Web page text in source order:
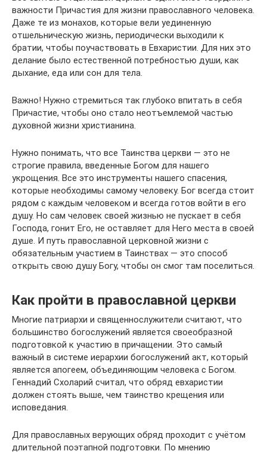
важности Причастия для жизни православного человека.
Даже те из монахов, которые вели уединенную
отшельническую жизнь, периодически выходили к
братии, чтобы поучаствовать в Евхаристии. Для них это
делание было естественной потребностью души, как
дыхание, еда или сон для тела.
Важно! Нужно стремиться так глубоко впитать в себя
Причастие, чтобы оно стало неотъемлемой частью
духовной жизни христианина.
Нужно понимать, что все Таинства церкви — это не
строгие правила, введенные Богом для нашего
укрощения. Все это инструменты нашего спасения,
которые необходимы самому человеку. Бог всегда стоит
рядом с каждым человеком и всегда готов войти в его
душу. Но сам человек своей жизнью не пускает в себя
Господа, гонит Его, не оставляет для Него места в своей
душе. И путь православной церковной жизни с
обязательным участием в Таинствах — это способ
открыть свою душу Богу, чтобы он смог там поселиться.
Как пройти в православной церкви
Многие патриархи и священнослужители считают, что
большинство богослужений является своеобразной
подготовкой к участию в причащении. Это самый
важный в системе иерархии богослужений акт, который
является апогеем, объединяющим человека с Богом.
Геннадий Схоларий считал, что обряд евхаристии
должен стоять выше, чем таинство крещения или
исповедания.
Для православных верующих обряд проходит с учётом
длительной поэтапной подготовки. По мнению